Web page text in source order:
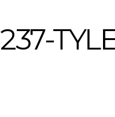
237-